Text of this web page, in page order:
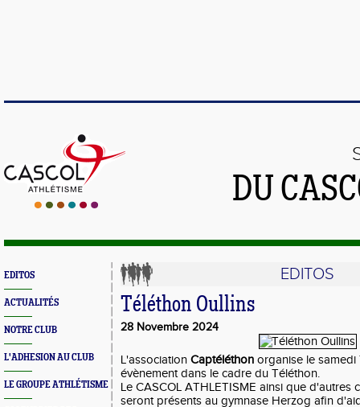
DU
EDITOS
ACTUALITÉS
NOTRE CLUB
L'ADHESION AU CLUB
LE GROUPE ATHLÉTISME
EDITOS
Téléthon Oullins
28 Novembre 2024
L'association Captéléthon organise le
évènement dans le cadre du Téléthon.
Le CASCOL ATHLETISME ainsi que d'autres
seront présents au gymnase Herzog afin